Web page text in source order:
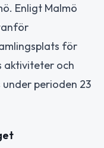
Enligt Malmö
för
aktiviteter och
perioden 23